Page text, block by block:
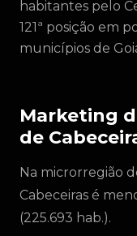
habitantes pelo
121ª posição em
municípios de
Marketing
de
Na microrregião
Cabeceiras é
(225.693 hab.).